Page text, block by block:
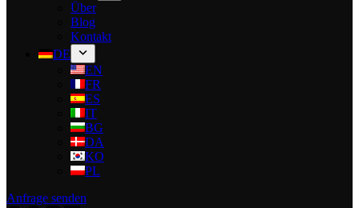
Über
Blog
Kontakt
DE
EN
FR
ES
IT
BG
DA
KO
PL
Anfrage senden